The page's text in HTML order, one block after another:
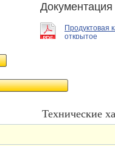
Документация
Продуктовая
открытое
Технические